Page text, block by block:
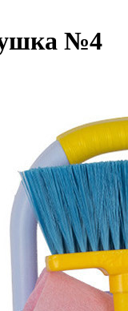
№4